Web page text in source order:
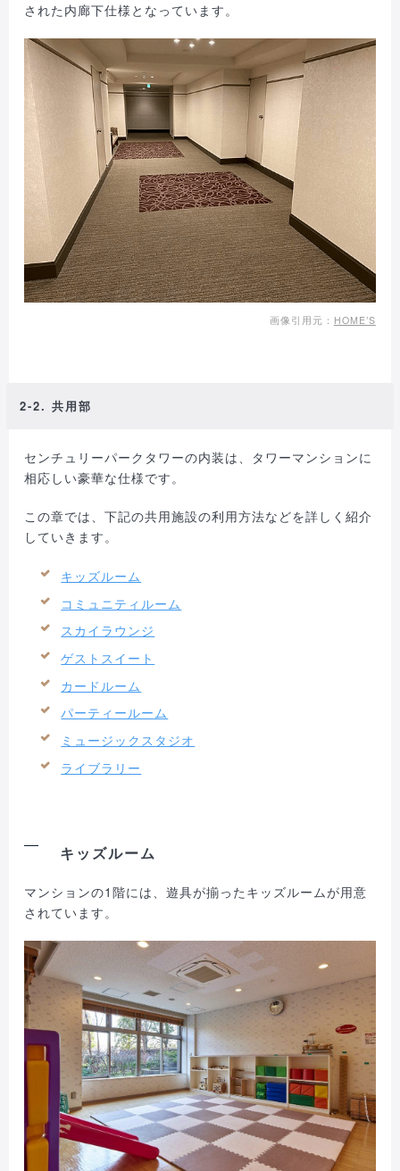
された内廊下仕様となっています。
画像引用元： HOME’S
2-2. 共用部
センチュリーパークタワーの内装は、タワーマンションに
相応しい豪華な仕様です。
この章では、下記の共用施設の利用方法などを詳しく紹介
していきます。
キッズルーム
コミュニティルーム
スカイラウンジ
ゲストスイート
カードルーム
パーティールーム
ミュージックスタジオ
ライブラリー
キッズルーム
マンションの1階には、遊具が揃ったキッズルームが用意
されています。